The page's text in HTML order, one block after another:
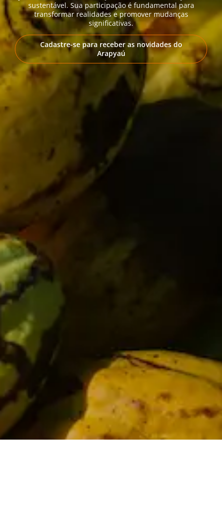
sustentável. Sua participação é fundamental para
transformar realidades e promover mudanças
significativas.
Cadastre-se para receber as novidades do
Arapyaú